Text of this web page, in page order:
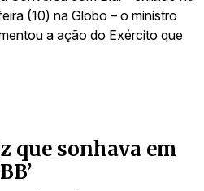
(10) na Globo – o ministro
a ação do Exército que
que sonhava em